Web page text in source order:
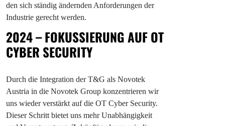
den sich ständig ändernden Anforderungen der
Industrie gerecht werden.
2024 – FOKUSSIERUNG AUF OT
CYBER SECURITY
Durch die Integration der T&G als Novotek
Austria in die Novotek Group konzentrieren wir
uns wieder verstärkt auf die OT Cyber Security.
Dieser Schritt bietet uns mehr Unabhängigkeit